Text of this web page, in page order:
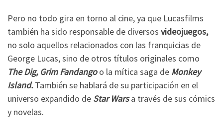
Pero no todo gira en torno al cine, ya que Lucasfilms
también ha sido responsable de diversos videojuegos,
no solo aquellos relacionados con las franquicias de
George Lucas, sino de otros títulos originales como
The Dig, Grim Fandangoo la mítica saga de Monkey
Island.También se hablará de su participación en el
universo expandido de Star Warsa través de sus cómics
y novelas.